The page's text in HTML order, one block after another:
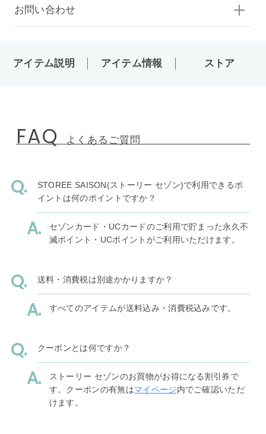
お問い合わせ
アイテム説明 アイテム情報 ストア
FAQ よくあるご質問
STOREE SAISON(ストーリー セゾン)で利用できるポ
イントは何のポイントですか？
セゾンカード・UCカードのご利用で貯まった永久不
滅ポイント・UCポイントがご利用いただけます。
送料・消費税は別途かかりますか？
すべてのアイテムが送料込み・消費税込みです。
クーポンとは何ですか？
ストーリー セゾンのお買物がお得になる割引券で
す。クーポンの有無はマイページ内でご確認いただ
けます。